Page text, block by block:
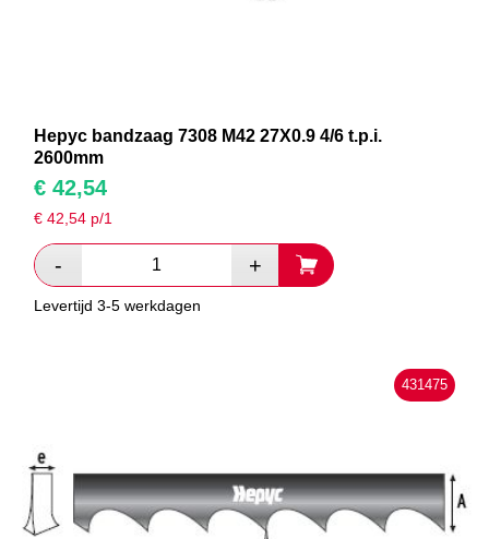
Hepyc bandzaag 7308 M42 27X0.9 4/6 t.p.i.
2600mm
€ 42,54
€42,54 p/1
Levertijd 3-5 werkdagen
431475